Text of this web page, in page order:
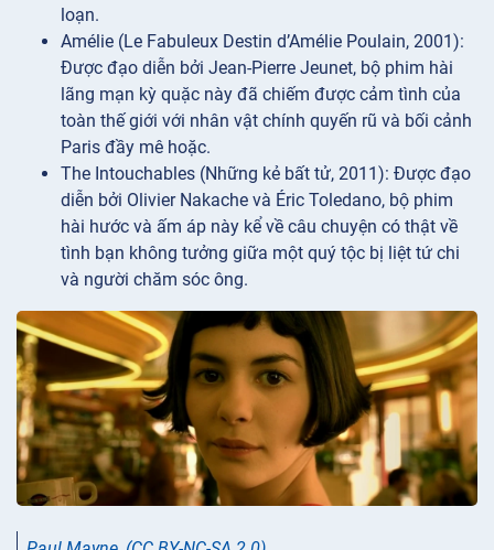
loạn.
Amélie (Le Fabuleux Destin d’Amélie Poulain, 2001):
Được đạo diễn bởi Jean-Pierre Jeunet, bộ phim hài
lãng mạn kỳ quặc này đã chiếm được cảm tình của
toàn thế giới với nhân vật chính quyến rũ và bối cảnh
Paris đầy mê hoặc.
The Intouchables (Những kẻ bất tử, 2011): Được đạo
diễn bởi Olivier Nakache và Éric Toledano, bộ phim
hài hước và ấm áp này kể về câu chuyện có thật về
tình bạn không tưởng giữa một quý tộc bị liệt tứ chi
và người chăm sóc ông.